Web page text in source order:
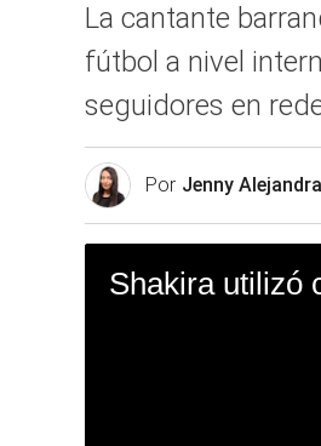
La cantante
fútbol a nivel
seguidores en
Por Jenny
Shakira utilizó